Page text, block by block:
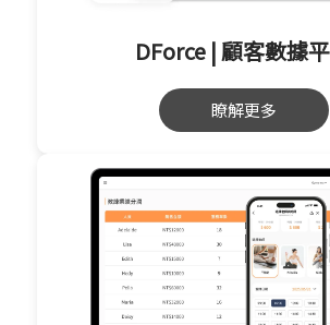
DForce | 顧客數據
瞭解更多